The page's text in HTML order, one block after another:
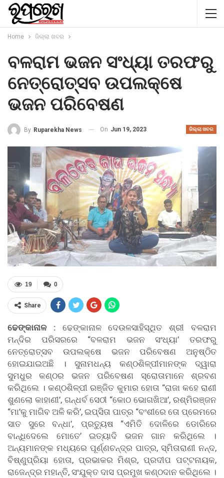
Home ଜିଲ୍ଲା ଖବର
ବଳରାମ ଭଜନ ସଂଧ୍ୟା ତରଫରୁ
ନେତ୍ରୋତ୍ସବ ଉପଲକ୍ଷେ
ଭଜନ ପରିବେଷଣ
ଜିଲ୍ଲା ଖବର
By Ruparekha News On Jun 19, 2023
0
19
Share
ଢେଙ୍କାନାଳ :ଢେଙ୍କାନାଳ ଦେଉଳସାହିସ୍ଥିତ ଶ୍ରୀ ବଳରାମ
ମନ୍ଦିର ପରିସରରେ “ବଳରାମ ଭଜନ ସଂଧ୍ୟା’ ତରଫରୁ
ନେତ୍ରୋତ୍ସବ ଉପଲକ୍ଷେ ଭଜନ ପରିବେଷଣ ଅନୁଷ୍ଠିତ
ହୋଇଯାଇଅଛି । ସୁନାମଧନ୍ୟ କଣ୍ଠଶିଳ୍ପୀମାନଙ୍କ ଦ୍ୱାରା
ସୁମଧୁର କଣ୍ଠର ଭଜନ ପରିବେଷଣ ସ୍ରୋତାମାନେ ଶ୍ରବଣ
କରିଥିଲେ । କଣ୍ଠଶିଳ୍ପୀ ରଞ୍ଜିତ କୁମାର ହୋତା “ରାଜା କହେ ରାଣୀ
ଶୁଣଲୋ କାହାଣୀ’, ଗନ୍ଧର୍ବ ସେଠୀ “କୋଠ ଭୋଗଖିଆ’, ରଶ୍ମିରଞ୍ଜନ
“ମା’କୁ ମାଗିବ ଅଳି କରି’, ଇପ୍ସିତା ପାତ୍ର “ବଂଶୀରେ ତୋ ପ୍ରେମରେ
ସାତ ସୁରେ ବନ୍ଧା’, ପ୍ରତୁ୍ୟଷ “ଏମିତି ଦୋଳିରେ ଡୋରିରେ
ବାନ୍ଧିଦେଲେ ମୋତେ’ ଇତ୍ୟାଦି ଭଜନ ଗାନ କରିଥିଲେ ।
ଅନ୍ୟମାନଙ୍କ ମଧ୍ୟରେ ପୂର୍ଣ୍ଣଚନ୍ଦ୍ର ପାତ୍ର, ସ୍ମିତାରାଣୀ ନନ୍ଦ,
ବିଷ୍ଣୁପ୍ରିୟା ହୋତା, ପ୍ରଭାକର ମିଶ୍ର, ପ୍ରଦୀପ ପଟ୍ଟନାୟକ,
ରାଜେନ୍ଦ୍ର ମହାନ୍ତି, ସଂଯୁକ୍ତ ଦାସ ପ୍ରମୁଖ କଣ୍ଠଦାନ କରିଥିଲେ ।